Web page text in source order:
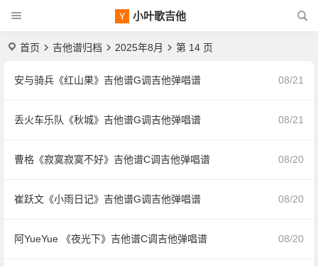
小叶歌吉他
首页 吉他谱归档 2025年8月 第 14 页
08/21
安与骑兵《红山果》吉他谱G调吉他弹唱谱
08/21
丢火车乐队《秋城》吉他谱G调吉他弹唱谱
08/20
曹格《寂寞寂寞不好》吉他谱C调吉他弹唱谱
08/20
崔跃文《小雨日记》吉他谱G调吉他弹唱谱
08/20
阿YueYue 《夜光下》吉他谱C调吉他弹唱谱